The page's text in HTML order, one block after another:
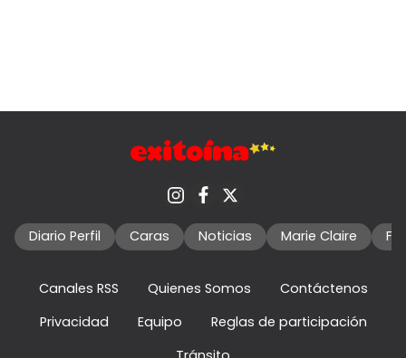
Diario Perfil Caras Noticias Marie Claire
Canales RSS Quienes Somos
Contáctenos
Privacidad
Equipo
Reglas de participación